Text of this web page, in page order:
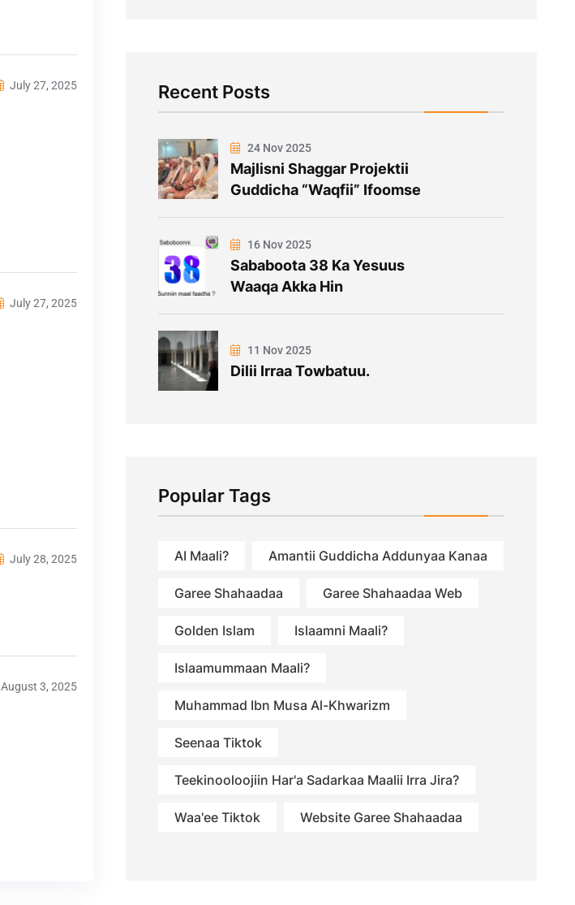
July 27, 2025
July 27, 2025
July 28, 2025
August 3, 2025
Recent Posts
24 Nov 2025
Majlisni Shaggar Projektii
Guddicha “Waqfii” Ifoomse
16 Nov 2025
Sababoota 38 Ka Yesuus
Waaqa Akka Hin
11 Nov 2025
Dilii Irraa Towbatuu.
Popular Tags
AI Maali? Amantii Guddicha Addunyaa Kanaa
Garee Shahaadaa Garee Shahaadaa Web
Golden Islam Islaamni Maali?
Islaamummaan Maali?
Muhammad Ibn Musa Al-Khwarizm
Seenaa Tiktok
Teekinooloojiin Har'a Sadarkaa Maalii Irra Jira?
Waa'ee Tiktok Website Garee Shahaadaa